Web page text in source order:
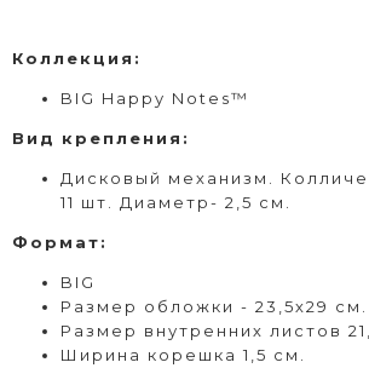
Коллекция:
BIG Happy Notes™
Вид крепления :
Дисковый механизм.
11 шт. Диаметр- 2,5 см.
Формат:
BIG
Размер обложки - 23,5х29 см.
Размер внутренних листов
Ширина корешка 1,5 см.